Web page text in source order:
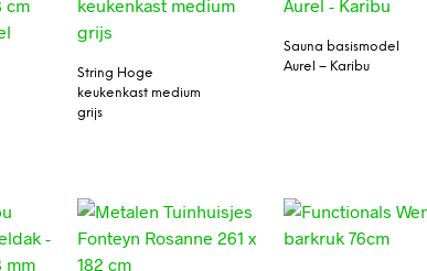
String Hoge
keukenkast medium
grijs
Sauna basismodel
Aurel – Karibu